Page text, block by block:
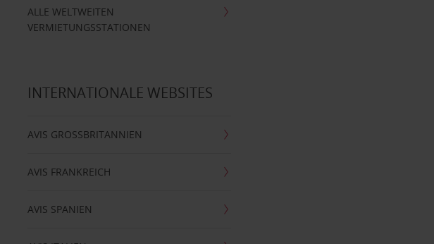
ALLE WELTWEITEN
VERMIETUNGSSTATIONEN
INTERNATIONALE WEBSITES
AVIS GROSSBRITANNIEN
AVIS FRANKREICH
AVIS SPANIEN